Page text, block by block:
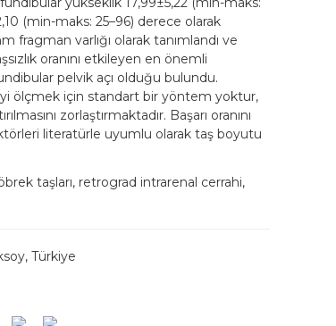
(min-maks: 25–96) derece olarak
fragman varlığı olarak tanımlandı ve
oranını etkileyen en önemli
pelvik açı olduğu bulundu.
ölçmek için standart bir yöntem yoktur,
zorlaştırmaktadır. Başarı oranını
literatürle uyumlu olarak taş boyutu
taşları, retrograd intrarenal cerrahi,
Türkiye